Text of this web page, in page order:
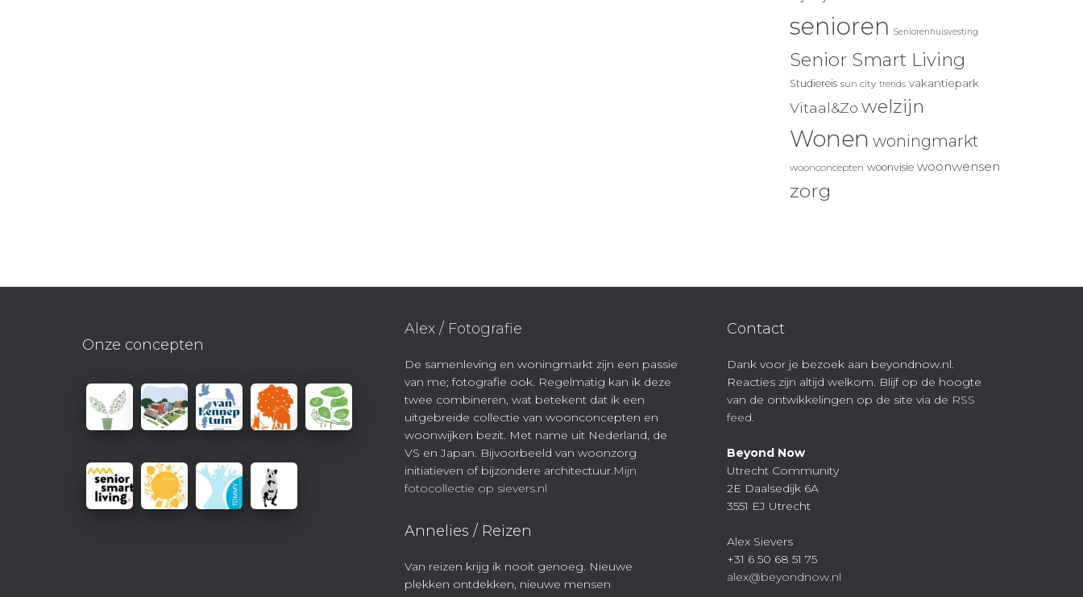
senioren Seniorenhuisvesting
Senior Smart Living
Studiereis sun city trends vakantiepark
Vitaal&Zo welzijn
Wonen woningmarkt
woonconcepten woonvisie woonwensen
zorg
Onze concepten
Alex / Fotografie
De samenleving en woningmarkt zijn een passie
van me; fotografie ook. Regelmatig kan ik deze
twee combineren, wat betekent dat ik een
uitgebreide collectie van woonconcepten en
woonwijken bezit. Met name uit Nederland, de
VS en Japan. Bijvoorbeeld van woonzorg
initiatieven of bijzondere architectuur.Mijn
fotocollectie op sievers.nl
Annelies / Reizen
Van reizen krijg ik nooit genoeg. Nieuwe
plekken ontdekken, nieuwe mensen
Contact
Dank voor je bezoek aan beyondnow.nl.
Reacties zijn altijd welkom. Blijf op de hoogte
van de ontwikkelingen op de site via de RSS
feed.
Beyond Now
Utrecht Community
2E Daalsedijk 6A
3551 EJ Utrecht
Alex Sievers
+31 6 50 68 51 75
alex@beyondnow.nl